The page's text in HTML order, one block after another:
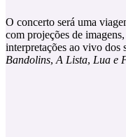
O concerto será uma
com projeções de
interpretações ao vivo dos
Bandolins, A Lista, Lua e